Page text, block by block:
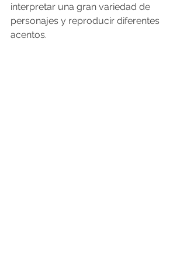
interpretar una gran variedad de
personajes y reproducir diferentes
acentos.